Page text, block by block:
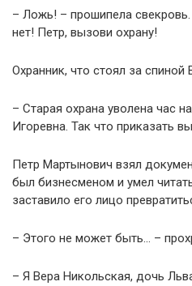
– Ложь! – прошипела
нет! Петр, вызови охрану!
Охранник, что стоял за спиной
– Старая охрана уволена час
Игоревна. Так что приказать
Петр Мартынович взял
был бизнесменом и умел
заставило его лицо
– Этого не может быть… –
– Я Вера Никольская, дочь